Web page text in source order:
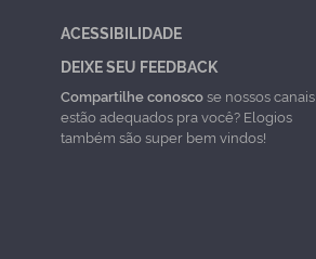
ACESSIBILIDADE
DEIXE SEU FEEDBACK
Compartilhe conoscose nossos canais
estão adequados pra você? Elogios
também são super bem vindos!